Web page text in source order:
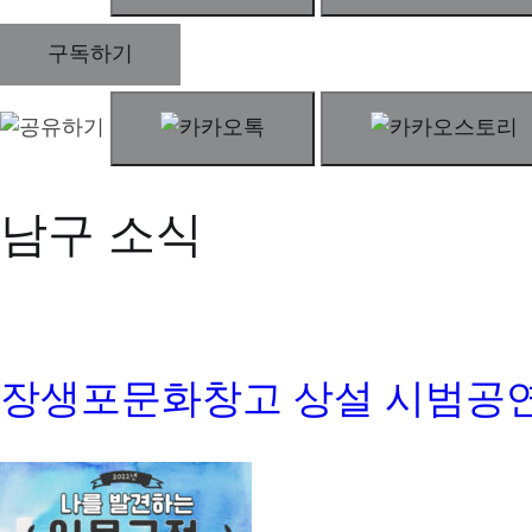
구독하기
남구 소식
장생포문화창고 상설 시범공